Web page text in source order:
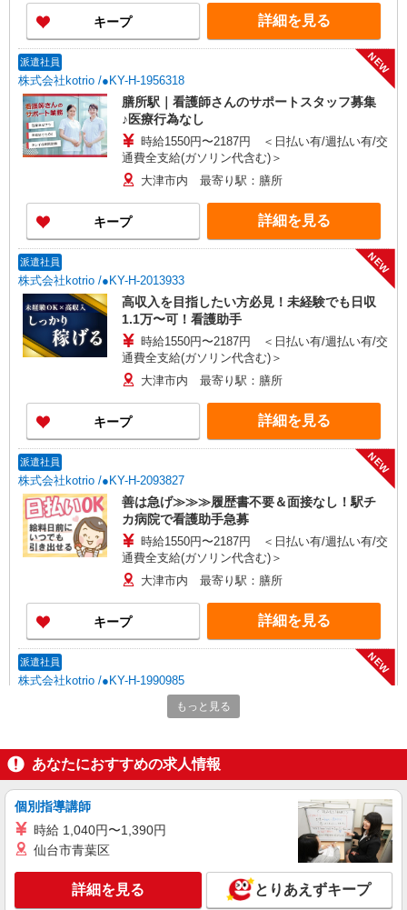
キープ 詳細を見る
派遣社員
株式会社kotrio /●KY-H-1956318
NEW
膳所駅｜看護師さんのサポートスタッフ募集
♪医療行為なし
時給1550円〜2187円 ＜日払い有/週払い有/交
通費全支給(ガソリン代含む)＞
大津市内 最寄り駅：膳所
キープ 詳細を見る
派遣社員
株式会社kotrio /●KY-H-2013933
NEW
高収入を目指したい方必見！未経験でも日収
1.1万〜可！看護助手
時給1550円〜2187円 ＜日払い有/週払い有/交
通費全支給(ガソリン代含む)＞
大津市内 最寄り駅：膳所
キープ 詳細を見る
派遣社員
株式会社kotrio /●KY-H-2093827
NEW
善は急げ≫≫≫履歴書不要＆面接なし！駅チ
カ病院で看護助手急募
時給1550円〜2187円 ＜日払い有/週払い有/交
通費全支給(ガソリン代含む)＞
大津市内 最寄り駅：膳所
キープ 詳細を見る
派遣社員
株式会社kotrio /●KY-H-1990985
NEW
堅田駅＊看護助手＊日払いOK！推し活の軍
資金も即ゲット◎
通費全支給(ガソリン代含む)＞
大津市｜最寄り駅：堅田
キープ 詳細を見る
株式会社kotrio /●KY-H-1955935
NEW
≪比叡山坂本駅／看護助手≫子育て世代活躍
もっと見る
あなたにおすすめの求人情報
個別指導講師
時給 1,040円〜1,390円
仙台市青葉区
詳細を見る とりあえずキープ